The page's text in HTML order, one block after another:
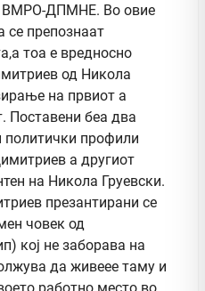
ВМРО-ДПМНЕ. Во овие
се препознаат
тоа е вредносно
од Никола
на првиот а
Поставени беа два
политички профили
а другиот
на Никола Груевски.
презантирани се
човек од
кој не заборава на
да живеее таму и
работно место во